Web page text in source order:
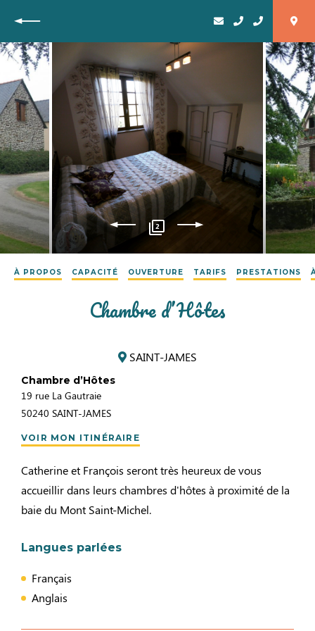
Retour
2
À PROPOS CAPACITÉ OUVERTURE TARIFS PRESTATIONS
Chambre d’Hôtes
SAINT-JAMES
Chambre d’Hôtes
19 rue La Gautraie
50240 SAINT-JAMES
VOIR MON ITINÉRAIRE
Catherine et François seront très heureux de vous
accueillir dans leurs chambres d'hôtes à proximité de la
baie du Mont Saint-Michel.
Langues parlées
Français
Anglais